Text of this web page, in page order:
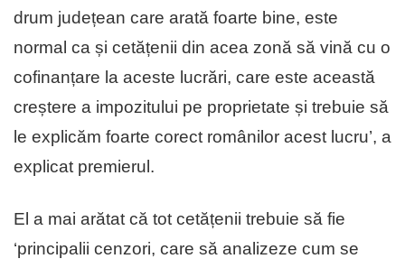
drum județean care arată foarte bine, este
normal ca și cetățenii din acea zonă să vină cu o
cofinanțare la aceste lucrări, care este această
creștere a impozitului pe proprietate și trebuie să
le explicăm foarte corect românilor acest lucru’, a
explicat premierul.
El a mai arătat că tot cetățenii trebuie să fie
‘principalii cenzori, care să analizeze cum se